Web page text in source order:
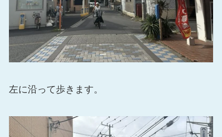
左に沿って歩きます。